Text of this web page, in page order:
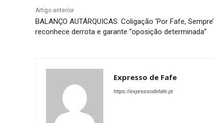
Artigo anterior
BALANÇO AUTÁRQUICAS: Coligação ‘Por Fafe, Sempre’
reconhece derrota e garante “oposição determinada”
Expresso de Fafe
https://expressodefafe.pt